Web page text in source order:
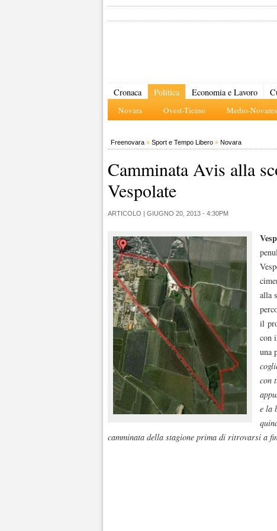
Cronaca Politica
Novara Ovest-Ticino Medio-
Economia e Lavoro
Freenovara » Sport e Tempo Libero » Novara
Camminata Avis alla
Vespolate
ARTICOLO | GIUGNO 20, 2013 - 4:30PM
alla
il
con
una
con
e la
camminata della stagione prima di ritrovarsi a